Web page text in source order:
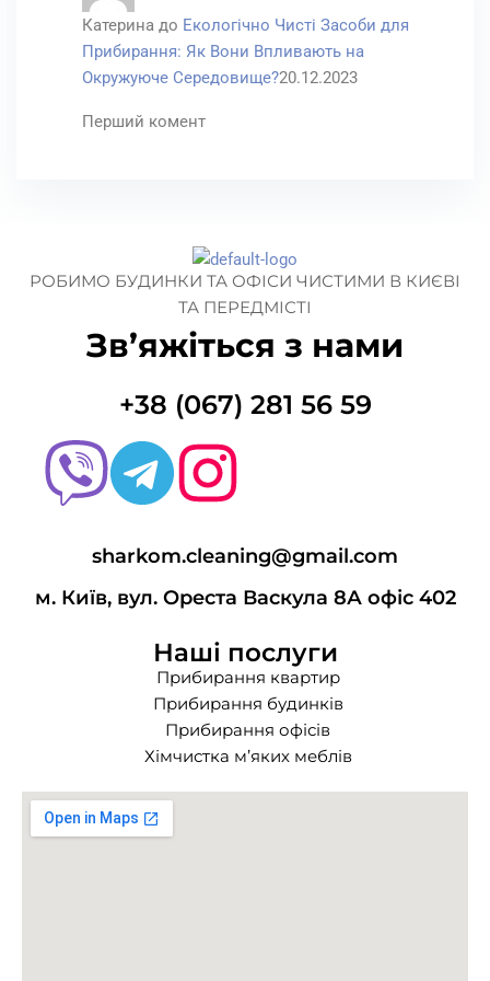
Катерина до Екологічно Чисті Засоби для
Прибирання: Як Вони Впливають на
Окружуюче Середовище?20.12.2023
Перший комент
РОБИМО БУДИНКИ ТА ОФІСИ ЧИСТИМИ В КИЄВІ
ТА ПЕРЕДМІСТІ
Зв’яжіться з нами
+38 (067) 281 56 59
sharkom.cleaning@gmail.com
м. Київ, вул. Ореста Васкула 8А офіс 402
Наші послуги
Прибирання квартир
Прибирання будинків
Прибирання офісів
Хімчистка м’яких меблів